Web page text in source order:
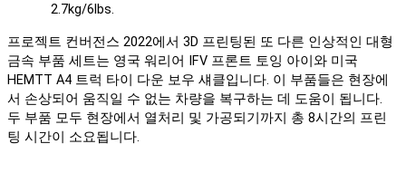
2.7kg/6lbs.
프로젝트 컨버전스 2022에서 3D 프린팅된 또 다른 인상적인 대형
금속 부품 세트는 영국 워리어 IFV 프론트 토잉 아이와 미국
HEMTT A4 트럭 타이 다운 보우 섀클입니다. 이 부품들은 현장에
서 손상되어 움직일 수 없는 차량을 복구하는 데 도움이 됩니다.
두 부품 모두 현장에서 열처리 및 가공되기까지 총 8시간의 프린
팅 시간이 소요됩니다.